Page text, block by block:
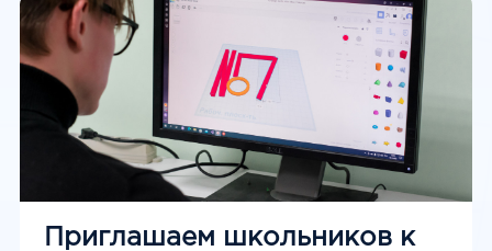
Приглашаем школьников к